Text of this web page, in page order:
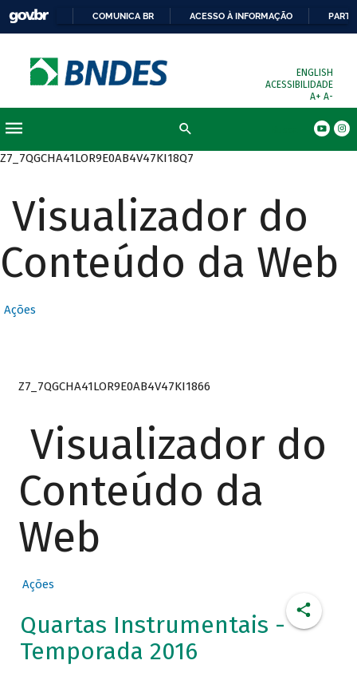
COMUNICA BR ACESSO À INFORMAÇÃO
ENGLISH
ACESSIBILIDADE
A+ A-
Z7_7QGCHA41LOR9E0AB4V47KI18Q7
Visualizador do
Conteúdo da Web
Ações
Z7_7QGCHA41LOR9E0AB4V47KI1866
Visualizador do
Conteúdo da
Web
Ações
Quartas Instrumentais -
Temporada 2016